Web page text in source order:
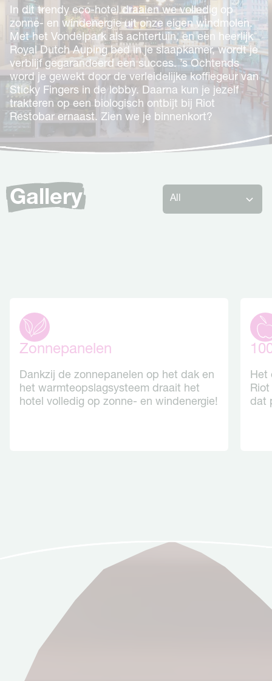
In dit trendy eco-hotel draaien we volledig op
zonne- en windenergie uit onze eigen windmolen.
Met het Vondelpark als achtertuin, en een heerlijk
Royal Dutch Auping bed in je slaapkamer, wordt je
verblijf gegarandeerd een succes. ’s Ochtends
word je gewekt door de verleidelijke koffiegeur van
Sticky Fingers in de lobby. Daarna kun je jezelf
trakteren op een biologisch ontbijt bij Riot
Restobar ernaast. Zien we je binnenkort?
Gallery
Zonnepanelen
Dankzij de zonnepanelen op het dak en
het warmteopslagsysteem draait het
hotel volledig op zonne- en windenergie!
Het
dat